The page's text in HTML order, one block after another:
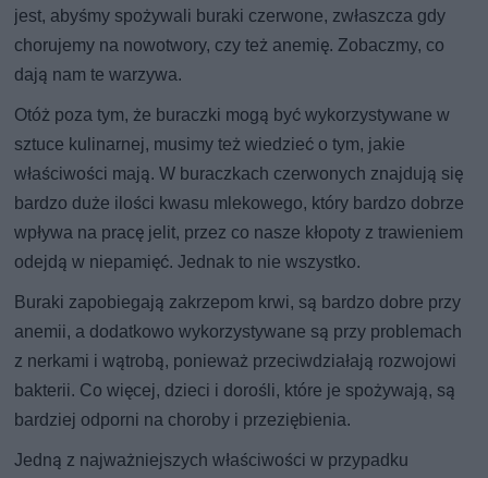
jest, abyśmy spożywali buraki czerwone, zwłaszcza gdy
chorujemy na nowotwory, czy też anemię. Zobaczmy, co
dają nam te warzywa.
Otóż poza tym, że buraczki mogą być wykorzystywane w
sztuce kulinarnej, musimy też wiedzieć o tym, jakie
właściwości mają. W buraczkach czerwonych znajdują się
bardzo duże ilości kwasu mlekowego, który bardzo dobrze
wpływa na pracę jelit, przez co nasze kłopoty z trawieniem
odejdą w niepamięć. Jednak to nie wszystko.
Buraki zapobiegają zakrzepom krwi, są bardzo dobre przy
anemii, a dodatkowo wykorzystywane są przy problemach
z nerkami i wątrobą, ponieważ przeciwdziałają rozwojowi
bakterii. Co więcej, dzieci i dorośli, które je spożywają, są
bardziej odporni na choroby i przeziębienia.
Jedną z najważniejszych właściwości w przypadku